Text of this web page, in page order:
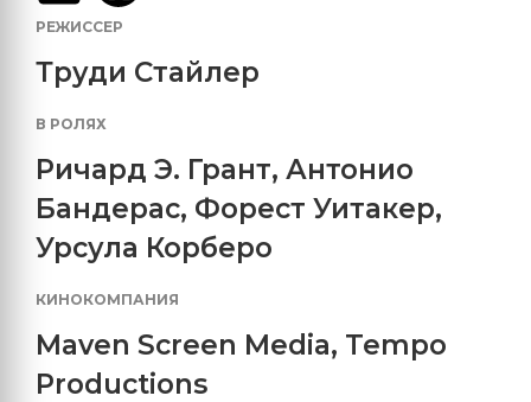
РЕЖИССЕР
Труди Стайлер
В РОЛЯХ
Ричард Э. Грант, Антонио
Бандерас, Форест Уитакер,
Урсула Корберо
КИНОКОМПАНИЯ
Maven Screen Media, Tempo
Productions